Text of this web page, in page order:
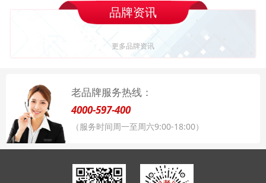
品牌资讯
更多品牌资讯
老品牌服务热线：
4000-597-400
（服务时间周一至周六9:00-18:00）